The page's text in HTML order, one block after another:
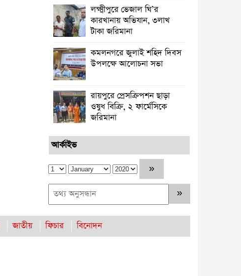
সলিমুল্লাহ খানকে ঘিরে বিতর্ক:
সমালোচনা, প্রতিহিংসা নাকি
পারশ্রীকাতরতা?
লক্ষ্মীপুরে ভেজাল ঘি’র
কারখানায় অভিযান, ৩লাখ
টাকা জরিমানা
কমলনগরে জুলাই শহিদ দিবস
উপলক্ষে আলোচনা সভা
রায়পুরে প্রেসক্রিপশন ছাড়া
ওষুধ বিক্রি, ২ ফার্মেসিকে
জরিমানা ‎
আর্কাইভ
জাতীয় ফিচার বিনোদন